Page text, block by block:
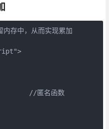
存中，从而实现累加
//匿名函数